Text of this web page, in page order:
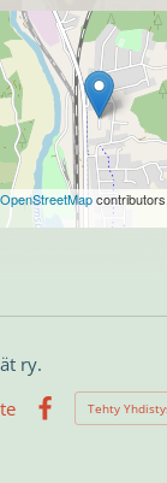
OpenStreetMapcontributors,
ry.
Facebook
Tehty